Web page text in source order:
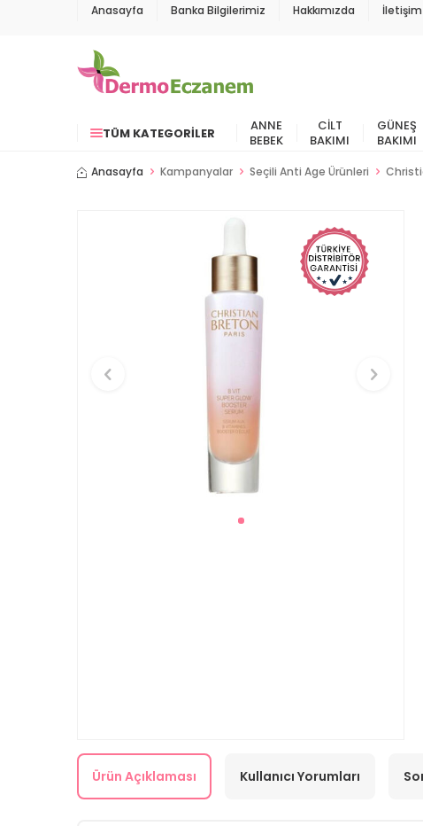
Anasayfa Banka Bilgilerimiz Hakkımızda İletişim
TÜM KATEGORILER
ANNE
BEBEK
CILT
BAKIMI
GÜNEŞ
BAKIMI
Anasayfa Kampanyalar Seçili Anti Age Ürünleri
Ürün Açıklaması Kullanıcı Yorumları